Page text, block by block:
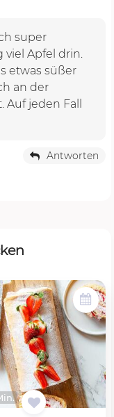
super
viel Apfel drin.
etwas süßer
an der
jeden Fall
Antworten